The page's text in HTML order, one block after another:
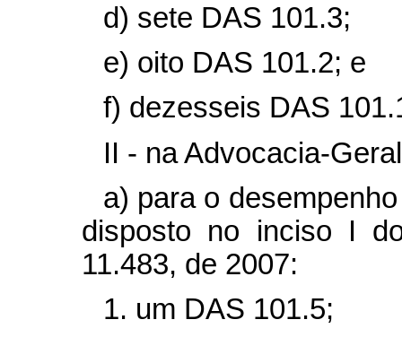
d) sete DAS 101.3;
e) oito DAS 101.2; e
f) dezesseis DAS
II - na Advocacia-
a) para o
disposto no inciso I
11.483, de 2007:
1. um DAS 101.5;